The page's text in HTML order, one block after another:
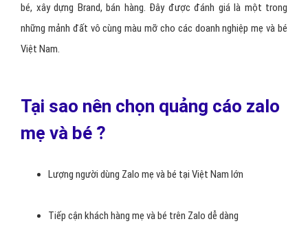
bé, xây dựng Brand, bán hàng. Đây được đánh giá là một trong
những mảnh đất vô cùng màu mỡ cho các doanh nghiệp mẹ và bé
Việt Nam.
Tại sao nên chọn quảng cáo zalo
mẹ và bé ?
Lượng người dùng Zalo mẹ và bé tại Việt Nam lớn
Tiếp cận khách hàng mẹ và bé trên Zalo dễ dàng